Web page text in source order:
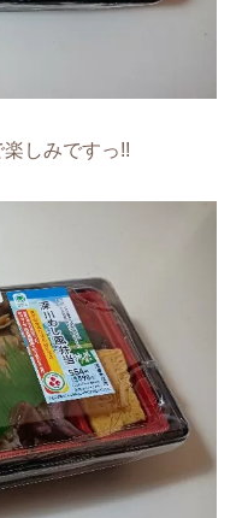
しみですっ!!